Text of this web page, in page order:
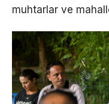
muhtarlar ve